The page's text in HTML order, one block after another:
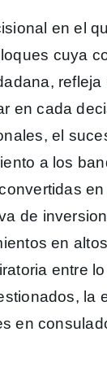
en el
cuya
en cada
el
a los
de
en
entre
la
en